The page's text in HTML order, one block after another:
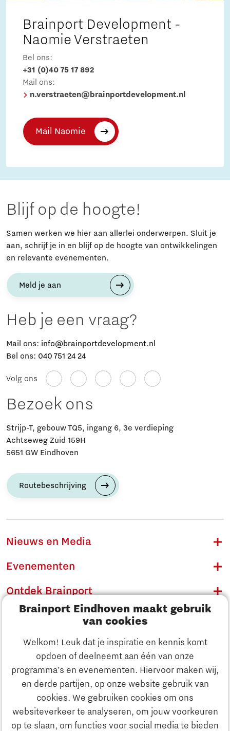
Brainport Eindhoven maakt gebruik
van cookies
Welkom! Leuk dat je inspiratie en kennis komt
opdoen of deelneemt aan één van onze
programma’s en evenementen. Hiervoor maken wij,
en derde partijen, op onze website gebruik van
cookies. We gebruiken cookies om ons
websiteverkeer te analyseren, om jouw voorkeuren
op te slaan, om functies voor social media te bieden
Ontdek Brainport
Innovatie
Brainport Development -
Naomie Verstraeten
Bel ons:
+31 (0)40 75 17 892
Mail ons:
n.verstraeten@brainportdevelopment.nl
Mail Naomie
Blijf op de hoogte!
Samen werken we hier aan allerlei onderwerpen. Sluit je
aan, schrijf je in en blijf op de hoogte van ontwikkelingen
en relevante evenementen.
Meld je aan
Heb je een vraag?
Mail ons: info@brainportdevelopment.nl
Bel ons: 040 751 24 24
Volg ons
Bezoek ons
Strijp-T, gebouw TQ5, ingang 6, 3e verdieping
Achtseweg Zuid 159H
5651 GW Eindhoven
Routebeschrijving
Nieuws en Media
Evenementen
Ontdek Brainport
Innovatie
Ondernemen
Onderwijs
Maatschappelijk
Strategie & Organisatie